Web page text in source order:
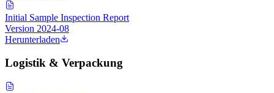
Initial Sample Inspection Report
Version 2024-08
Herunterladen
Logistik & Verpackung